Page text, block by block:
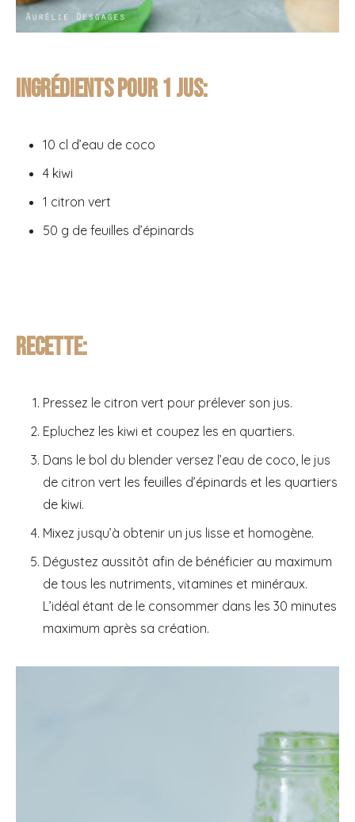
Ingrédients pour 1 jus:
10 cl d’eau de coco
4 kiwi
1 citron vert
50 g de feuilles d’épinards
Recette:
Pressez le citron vert pour prélever son jus.
Epluchez les kiwi et coupez les en quartiers.
Dans le bol du blender versez l’eau de coco, le jus
de citron vert les feuilles d’épinards et les quartiers
de kiwi.
Mixez jusqu’à obtenir un jus lisse et homogène.
Dégustez aussitôt afin de bénéficier au maximum
de tous les nutriments, vitamines et minéraux.
L’idéal étant de le consommer dans les 30 minutes
maximum après sa création.